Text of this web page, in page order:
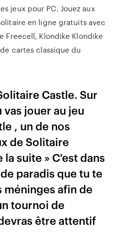
jeux pour PC. Jouez aux
en ligne gratuits avec
Freecell, Klondike Klondike
cartes classique du
Castle. Sur
jouer au jeu
, un de nos
de Solitaire
suite » C'est dans
paradis que tu te
méninges afin de
tournoi de
être attentif